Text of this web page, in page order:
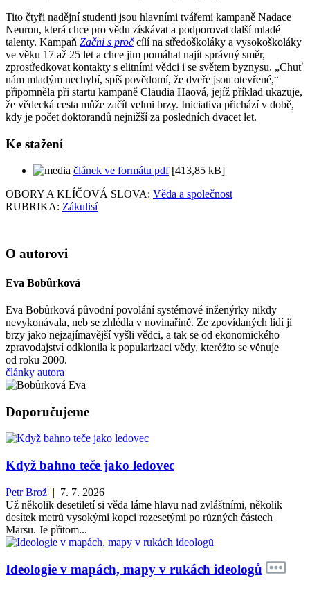
Tito čtyři nadějní studenti jsou hlavními tvářemi kampaně Nadace
Neuron, která chce pro vědu získávat a podporovat další mladé
talenty. Kampaň Začni s pročcílí na středoškoláky a vysokoškoláky
ve věku 17 až 25 let a chce jim pomáhat najít správný směr,
zprostředkovat kontakty s elitními vědci i se světem byznysu. „Chuť
nám mladým nechybí, spíš povědomí, že dveře jsou otevřené,“
připomněla při startu kampaně Claudia Haová, jejíž příklad ukazuje,
že vědecká cesta může začít velmi brzy. Iniciativa přichází v době,
kdy je počet doktorandů nejnižší za posledních dvacet let.
Ke stažení
článek ve formátu pdf[413,85 kB]
OBORY A KLÍČOVÁ SLOVA: Věda a společnost
RUBRIKA: Zákulisí
O autorovi
Eva Bobůrková
Eva Bobůrková původní povolání systémové inženýrky nikdy
nevykonávala, neb se zhlédla v novinařině. Ze zpovídaných lidí jí
brzy jako nejzajímavější vyšli vědci, a tak se od ekonomického
zpravodajství odklonila k popularizaci vědy, kteréžto se věnuje
od roku 2000.
články autora
Doporučujeme
Když bahno teče jako ledovec
Petr Brož | 7. 7. 2026
Už několik desetiletí si věda láme hlavu nad zvláštními, několik
desítek metrů vysokými kopci rozesetými po různých částech
Marsu. Je přitom...
Ideologie v mapách, mapy v rukách ideologů